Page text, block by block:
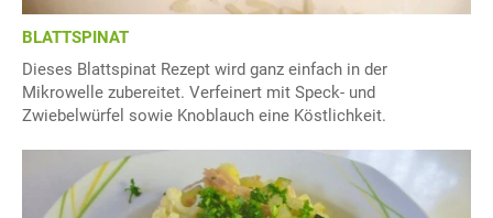
BLATTSPINAT
Dieses Blattspinat Rezept wird ganz einfach in der
Mikrowelle zubereitet. Verfeinert mit Speck- und
Zwiebelwürfel sowie Knoblauch eine Köstlichkeit.